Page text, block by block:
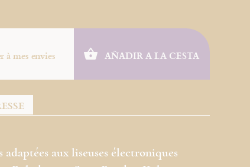
à mes envies AÑADIR A LA CESTA
adaptées aux liseuses électroniques